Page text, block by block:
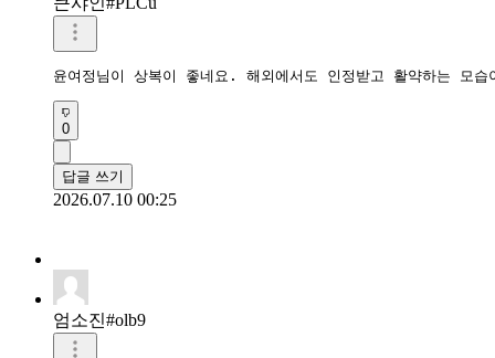
윤여정님이 상복이 좋네요. 해외에서도 인정받고 활약하는 모습
0
답글 쓰기
2026.07.10 00:25
엄소진#olb9